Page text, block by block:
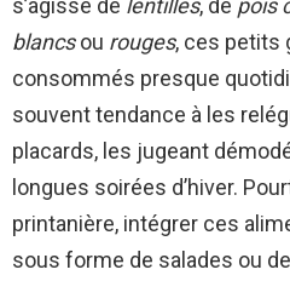
s’agisse de lentilles, de pois
blancsou rouges, ces petits
consommés presque
souvent tendance à les
placards, les jugeant
longues soirées d’hiver.
printanière, intégrer ces
sous forme de salades ou